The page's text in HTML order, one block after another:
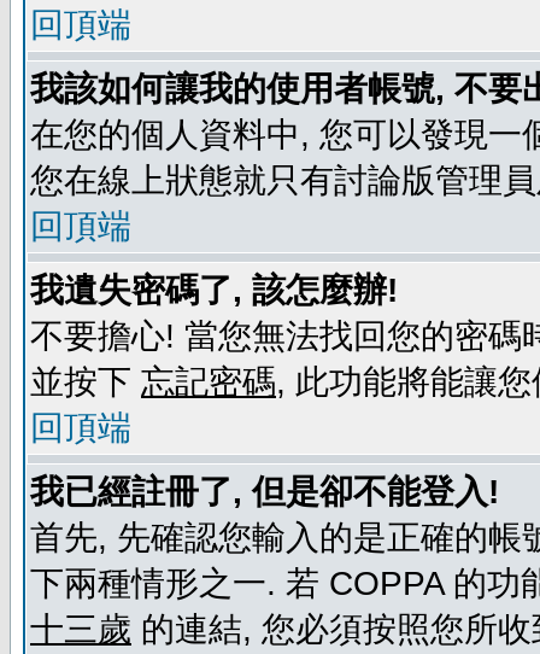
回頂端
我該如何讓我的使用者帳號, 不
在您的個人資料中, 您可以發現一
您在線上狀態就只有討論版管理
回頂端
我遺失密碼了, 該怎麼辦!
不要擔心! 當您無法找回您的密
並按下 忘記密碼, 此功能將能讓
回頂端
我已經註冊了, 但是卻不能登入!
首先, 先確認您輸入的是正確的
下兩種情形之一. 若 COPPA 的
十三歲 的連結, 您必須按照您所